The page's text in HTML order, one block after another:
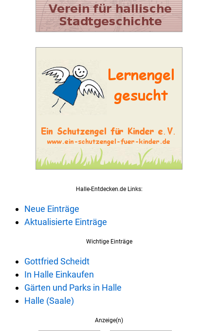
Halle-Entdecken.de Links:
Neue Einträge
Aktualisierte Einträge
Wichtige Einträge
Gottfried Scheidt
In Halle Einkaufen
Gärten und Parks in Halle
Halle (Saale)
Anzeige(n)